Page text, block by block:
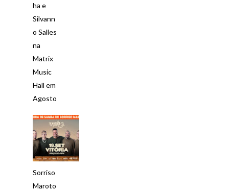
ha e
Silvann
o Salles
na
Matrix
Music
Hall em
Agosto
Sorriso
Maroto